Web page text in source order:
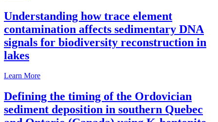
Understanding how trace element
contamination affects sedimentary DNA
signals for biodiversity reconstruction in
lakes
Learn More
Defining the timing of the Ordovician
sediment deposition in southern Quebec